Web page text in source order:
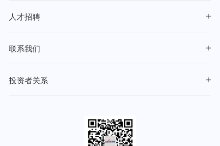
人才招聘
联系我们
投资者关系